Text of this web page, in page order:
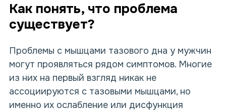
Как понять, что проблема
существует?
Проблемы с мышцами тазового дна у мужчин
могут проявляться рядом симптомов. Многие
из них на первый взгляд никак не
ассоциируются с тазовыми мышцами, но
именно их ослабление или дисфункция